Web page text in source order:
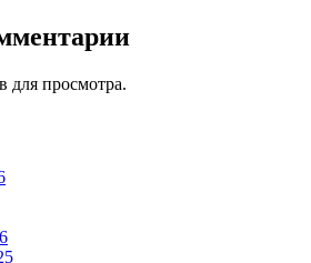
для просмотра.